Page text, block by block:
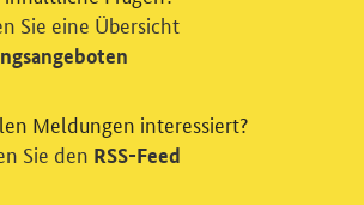
Sie eine Übersicht
Meldungen interessiert?
Sie den RSS-Feed